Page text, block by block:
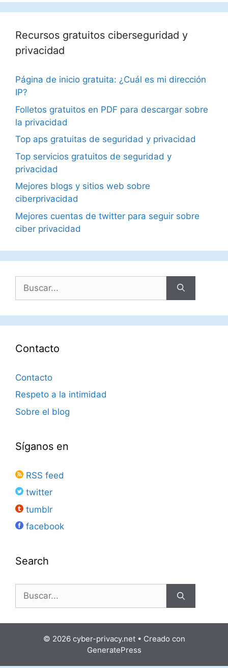
Recursos gratuitos ciberseguridad y
privacidad
Página de inicio gratuita: ¿Cuál es mi dirección
IP?
Folletos gratuitos en PDF para descargar sobre
la privacidad
Top aps gratuitas de seguridad y privacidad
Top servicios gratuitos de seguridad y
privacidad
Mejores blogs y sitios web sobre
ciberprivacidad
Mejores cuentas de twitter para seguir sobre
ciber privacidad
Contacto
Contacto
Respeto a la intimidad
Sobre el blog
Síganos en
RSS feed
twitter
tumblr
facebook
Search
Buscar:
© 2026 cyber-privacy.net• Creado con
GeneratePress